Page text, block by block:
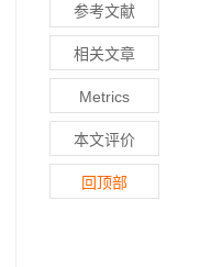
参考文献
相关文章
Metrics
本文评价
回顶部